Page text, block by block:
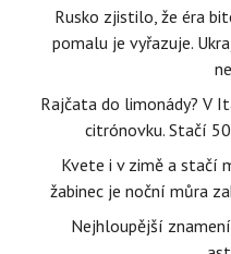
Rusko zjistilo, že éra
pomalu je vyřazuje.
Rajčata do limonády? V
citrónovku. Stačí
Kvete i v zimě a stačí
žabinec je noční můra
Nejhloupější